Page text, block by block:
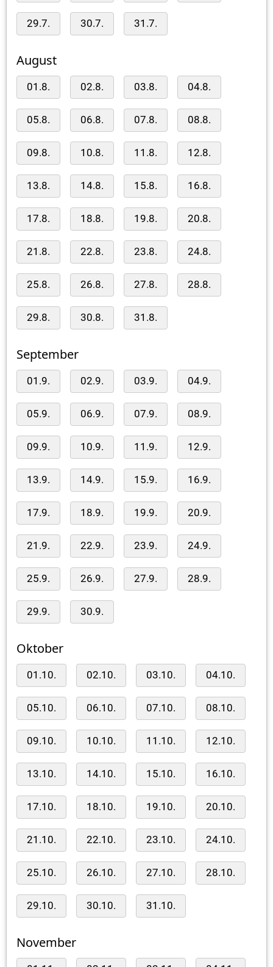
29.7. 30.7. 31.7.
August
01.8. 02.8. 03.8. 04.8.
05.8. 06.8. 07.8. 08.8.
09.8. 10.8. 11.8. 12.8.
13.8. 14.8. 15.8. 16.8.
17.8. 18.8. 19.8. 20.8.
21.8. 22.8. 23.8. 24.8.
25.8. 26.8. 27.8. 28.8.
29.8. 30.8. 31.8.
September
01.9. 02.9. 03.9. 04.9.
05.9. 06.9. 07.9. 08.9.
09.9. 10.9. 11.9. 12.9.
13.9. 14.9. 15.9. 16.9.
17.9. 18.9. 19.9. 20.9.
21.9. 22.9. 23.9. 24.9.
25.9. 26.9. 27.9. 28.9.
29.9. 30.9.
Oktober
01.10. 02.10. 03.10. 04.10.
05.10. 06.10. 07.10. 08.10.
09.10. 10.10. 11.10. 12.10.
13.10. 14.10. 15.10. 16.10.
17.10. 18.10. 19.10. 20.10.
21.10. 22.10. 23.10. 24.10.
25.10. 26.10. 27.10. 28.10.
29.10. 30.10. 31.10.
November